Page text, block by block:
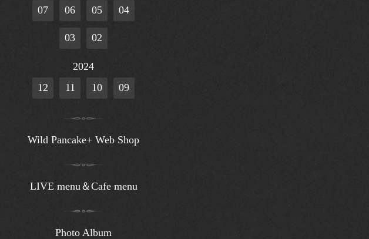
07 06 05 04
03 02
2024
12
11 10 09
Wild Pancake+ Web Shop
LIVE menu＆Cafe menu
Photo Album